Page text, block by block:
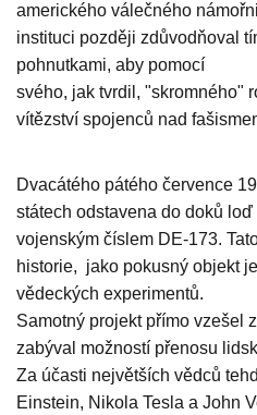
amerického válečného
instituci později zdůvodňoval
pohnutkami, aby pomocí
svého, jak tvrdil, "skromného"
vítězství spojenců nad
Dvacátého pátého července
státech odstavena do doků
vojenským číslem DE-173.
historie, jako pokusný objekt
vědeckých experimentů.
Samotný projekt přímo vzešel
zabýval možností přenosu
Za účasti největších vědců
Einstein, Nikola Tesla a John